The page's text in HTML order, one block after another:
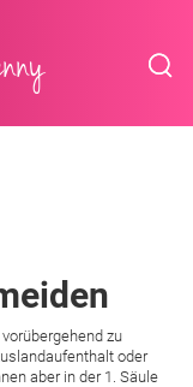
zu
oder
aber in der 1. Säule